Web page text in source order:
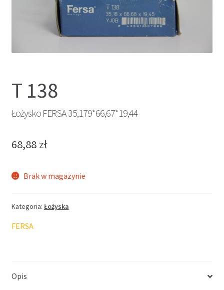
T 138
Łożysko FERSA 35,179*66,67*19,44
68,88 zł
Brak w magazynie
Kategoria: Łożyska
FERSA
Opis